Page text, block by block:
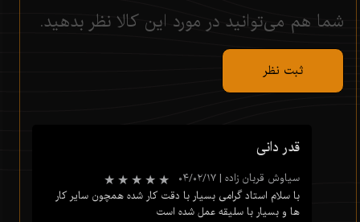
شما هم می‌توانید در مورد این کالا نظر بدهید.
ثبت نظر
قدر دانی
سیاوش قربان زاده | ۰۴/۰۲/۱۷
با سلام استاد گرامی بسیار با دقت کار شده همچون سایر کار
ها و بسیار با سلیقه عمل شده است